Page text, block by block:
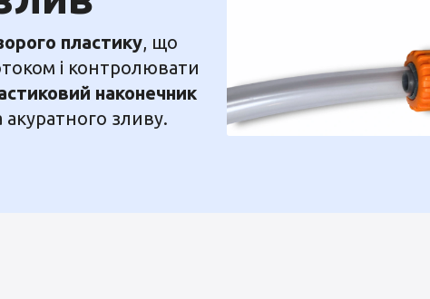
пластику, що
і контролювати
наконечник
зливу.